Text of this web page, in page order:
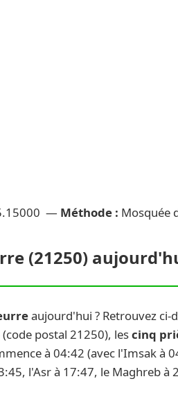
— Méthode : Mosquée
(21250)
aujourd'hui ? Retrouvez ci-
postal 21250), lescinq
à 04:42 (avec l'Imsak à
l'Asr à 17:47, le Maghreb à